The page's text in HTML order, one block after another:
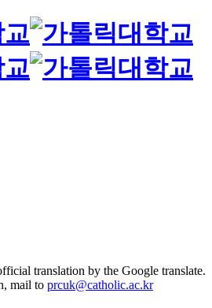
translation by the Google translate.
mail to prcuk@catholic.ac.kr